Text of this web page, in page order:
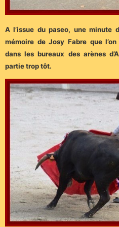
A l’issue du paseo, une minute
mémoire de Josy Fabre que
dans les bureaux des arènes
partie trop tôt.